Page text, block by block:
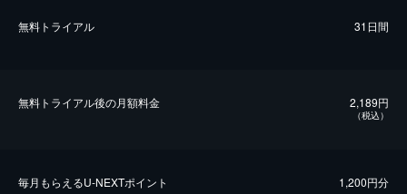
無料トライアル 31日間
無料トライアル後の⽉額料金 2,189円
（税込）
毎⽉もらえるU-NEXTポイント 1,200円分